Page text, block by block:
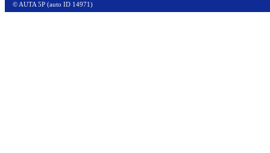
© AUTA 5P (auto ID 14971)